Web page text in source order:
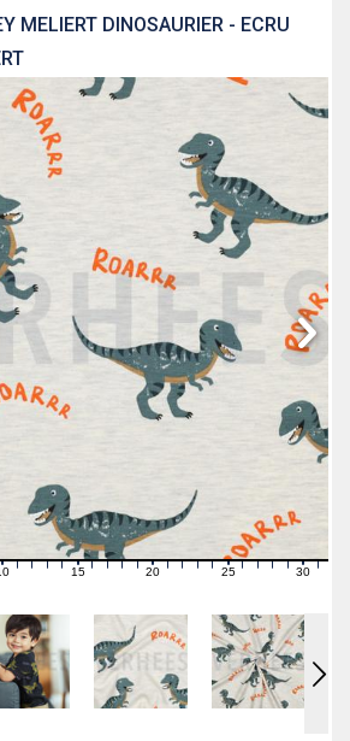
MELIERT DINOSAURIER - ECRU
11121314 1516171819 21222324 2526272829 31